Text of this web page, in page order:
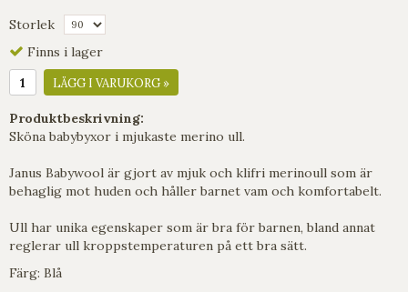
Storlek
Finns i lager
LÄGG I VARUKORG »
Produktbeskrivning:
Sköna babybyxor i mjukaste merino ull.
Janus Babywool är gjort av mjuk och klifri merinoull som är
behaglig mot huden och håller barnet vam och komfortabelt.
Ull har unika egenskaper som är bra för barnen, bland annat
reglerar ull kroppstemperaturen på ett bra sätt.
Färg: Blå